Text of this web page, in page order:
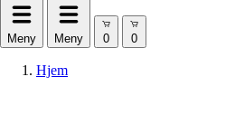
Meny Meny
Hjem